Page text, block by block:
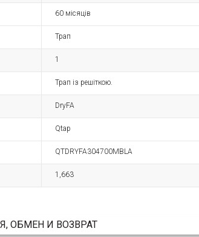
60 місяців
Трап
1
Трап із решіткою.
DryFA
Qtap
QTDRYFA304700MBLA
1,663
ОБМЕН И ВОЗВРАТ